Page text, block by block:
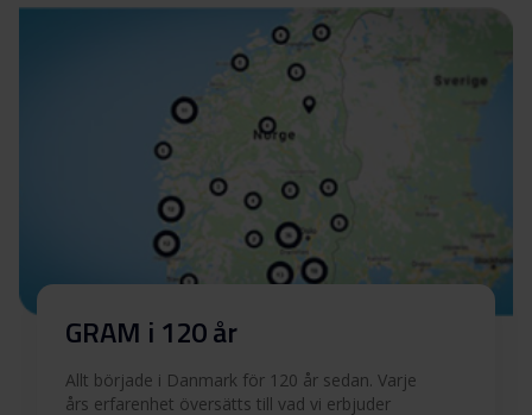
GRAM i 120 år
Allt började i Danmark för 120 år sedan. Varje
års erfarenhet översätts till vad vi erbjuder